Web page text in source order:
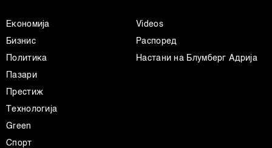
Економија
Бизнис
Политика
Пазари
Престиж
Технологија
Green
Спорт
Videos
Распоред
Настани на Блумберг Адрија